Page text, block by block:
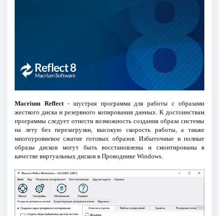
Macrium Reflect- шустрая программа для работы с образами
жесткого диска и резервного копирования данных. К достоинствам
программы следует отнести возможность создания образа системы
на лету без перезагрузки, высокую скорость работы, а также
многоуровневое сжатие готовых образов. Избыточные и полные
образы дисков могут быть восстановлены и смонтированы в
качестве виртуальных дисков в Проводнике Windows.